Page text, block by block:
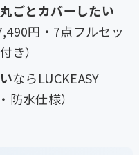
ごとカバーしたい
円・7点フルセッ
き）
ならLUCKEASY
水仕様）